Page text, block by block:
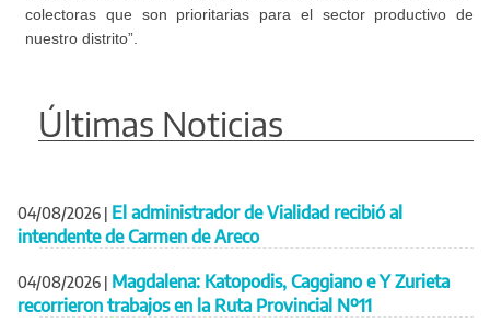
colectoras que son prioritarias para el sector productivo de
nuestro distrito”.
Últimas Noticias
04/08/2026 | El administrador de Vialidad recibió al
intendente de Carmen de Areco
04/08/2026 | Magdalena: Katopodis, Caggiano e Y Zurieta
recorrieron trabajos en la Ruta Provincial Nº11